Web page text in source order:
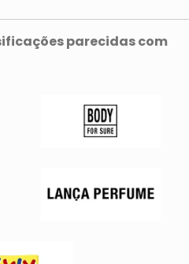
parecidas com